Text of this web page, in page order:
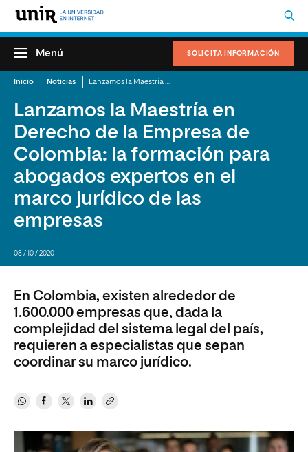
SOLICITA INFORMACIÓN
Menú
Inicio Noticias
Lanzamos la Maestría en
Derecho de la Empresa de
Colombia: la formación para
abogados expertos en el
marco jurídico de las
empresas
08 / 10 / 2020
En Colombia, existen alrededor de
1.600.000 empresas que, dada la
complejidad del sistema legal del país,
requieren a especialistas que sepan
coordinar su marco jurídico.